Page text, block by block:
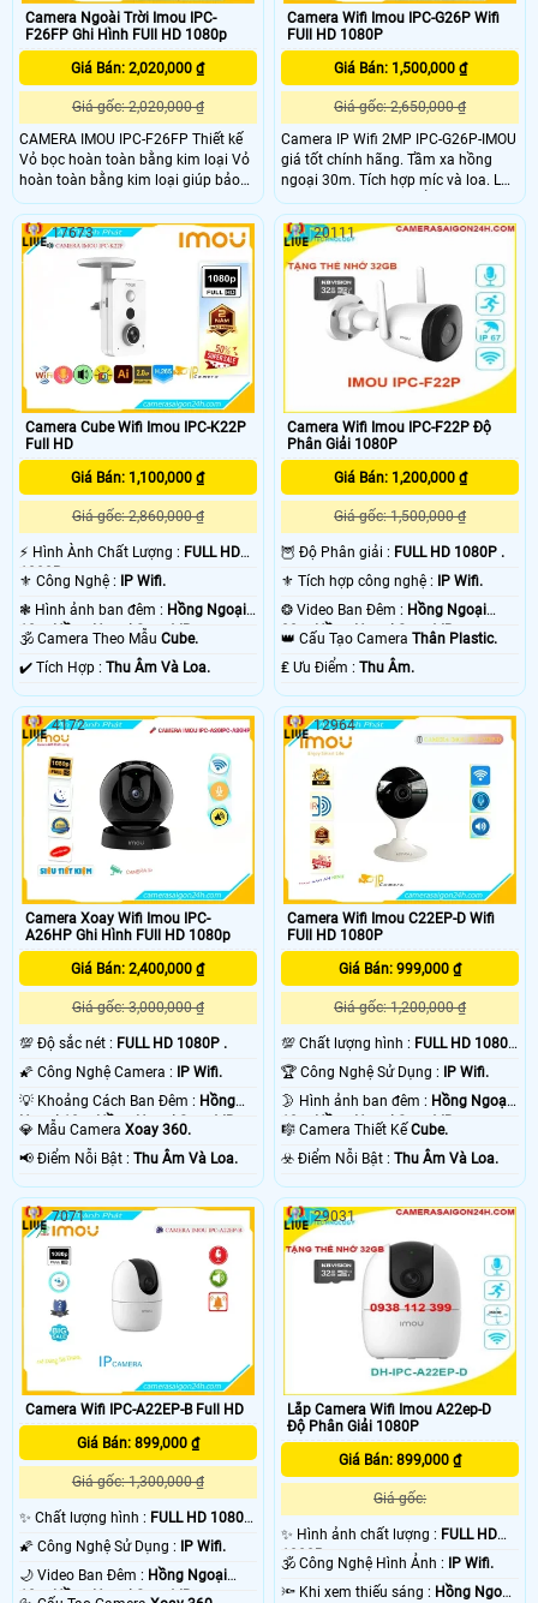
Camera Ngoài Trời Imou IPC-
F26FP Ghi Hình FUll HD 1080p
Giá Bán: 2,020,000 ₫
Giá gốc: 2,020,000 ₫
CAMERA IMOU IPC-F26FP Thiết kế
Vỏ bọc hoàn toàn bằng kim loại Vỏ
hoàn toàn bằng kim loại giúp bảo
vệ chắc chắn và tản nhiệt hiệu quả;
IMOU IPC-F26FP cho phép sử dụng
ở những nơi có nhiệt độ cao hơn.
CAMERA WIFI IPC-F26FP Tích hợp
Công nghệ AI giúp phát hiện chuyển
động của con người, gửi cảnh báo
đến điện thoại của chủ nhà khi phát
hiện người lạ đột nhập
Camera Wifi Imou IPC-G26P Wifi
FUll HD 1080P
Giá Bán: 1,500,000 ₫
Giá gốc: 2,650,000 ₫
Camera IP Wifi 2MP IPC-G26P-IMOU
giá tốt chính hãng. Tầm xa hồng
ngoại 30m. Tích hợp míc và loa. Lắp
đặt ngoài trời với chuẩn chống nước
IP67.
Camera Cube Wifi Imou IPC-K22P
Full HD
Giá Bán: 1,100,000 ₫
Giá gốc: 2,860,000 ₫
️⚡ Hình Ành Chất Lượng : FULL HD
1080P .
⚜️ Công Nghệ : IP Wifi.
❃ Hình ảnh ban đêm : Hồng Ngoại
10m Hồng Ngoại Smart IR.
🕉️ Camera Theo Mẫu Cube.
️✔️ Tích Hợp : Thu Âm Và Loa.
17673
Camera Wifi Imou IPC-F22P Độ
Phân Giải 1080P
Giá Bán: 1,200,000 ₫
Giá gốc: 1,500,000 ₫
🦉 Độ Phân giải : FULL HD 1080P .
⚜️ Tích hợp công nghệ : IP Wifi.
❂ Video Ban Đêm : Hồng Ngoại
30m Hồng Ngoại Smart IR.
👑 Cấu Tạo CameraThân Plastic.
️₤ Ưu Điểm :Thu Âm.
20111
Camera Xoay Wifi Imou IPC-
A26HP Ghi Hình FUll HD 1080p
Giá Bán: 2,400,000 ₫
Giá gốc: 3,000,000 ₫
💯 Độ sắc nét : FULL HD 1080P .
🌠 Công Nghệ Camera : IP Wifi.
💡 Khoảng Cách Ban Đêm : Hồng
Ngoại 10m Hồng Ngoại Smart IR.
💎 Mẫu Camera Xoay 360.
️📢 Điểm Nỗi Bật : Thu Âm Và Loa.
4172
Camera Wifi Imou C22EP-D Wifi
FUll HD 1080P
Giá Bán: 999,000 ₫
Giá gốc: 1,200,000 ₫
💯 Chất lượng hình : FULL HD 1080P
.
🏆 Công Nghệ Sử Dụng : IP Wifi.
🌛 Hình ảnh ban đêm : Hồng Ngoại
10m Hồng Ngoại Smart IR.
🎼️ Camera Thiết KếCube.
️☣️ Điểm Nỗi Bật :Thu Âm Và Loa.
12964
Camera Wifi IPC-A22EP-B Full HD
Giá Bán: 899,000 ₫
Giá gốc: 1,300,000 ₫
✨ Chất lượng hình : FULL HD 1080P
🌠 Công Nghệ Sử Dụng :
IP Wifi.
🌙 Video Ban Đêm : Hồng Ngoại
10m Hồng Ngoại Smart IR.
7071
Lắp Camera Wifi Imou A22ep-D
Độ Phân Giải 1080P
Giá Bán: 899,000 ₫
Giá gốc:
✨ Hình ảnh chất lượng : FULL HD
1080P .
🕉️ Công Nghệ Hình Ảnh :
IP Wifi.
🔦 Khi xem thiếu sáng : Hồng Ngoại
29031